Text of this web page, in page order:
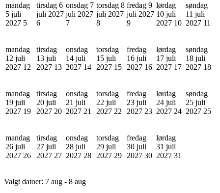
mandag
5 juli
2027 5
tirsdag 6
juli 2027
6
onsdag 7
juli 2027
7
torsdag 8
juli 2027
8
fredag 9
juli 2027
9
lørdag
10 juli
2027 10
søndag
11 juli
2027 11
mandag
12 juli
2027 12
tirsdag
13 juli
2027 13
onsdag
14 juli
2027 14
torsdag
15 juli
2027 15
fredag
16 juli
2027 16
lørdag
17 juli
2027 17
søndag
18 juli
2027 18
mandag
19 juli
2027 19
tirsdag
20 juli
2027 20
onsdag
21 juli
2027 21
torsdag
22 juli
2027 22
fredag
23 juli
2027 23
lørdag
24 juli
2027 24
søndag
25 juli
2027 25
mandag
26 juli
2027 26
tirsdag
27 juli
2027 27
onsdag
28 juli
2027 28
torsdag
29 juli
2027 29
fredag
30 juli
2027 30
lørdag
31 juli
2027 31
Valgt datoer: 7 aug - 8 aug